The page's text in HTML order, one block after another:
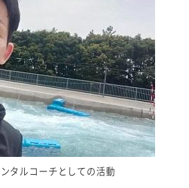
タルコーチとしての活動